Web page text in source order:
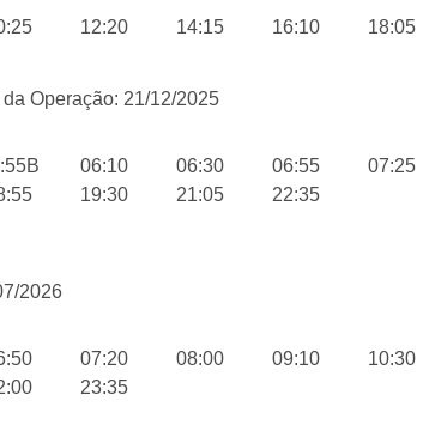
12:20 14:15 16:10 18:05
Operação: 21/12/2025
06:10 06:30 06:55 07:25
19:30 21:05 22:35
2026
07:20 08:00 09:10 10:30
23:35